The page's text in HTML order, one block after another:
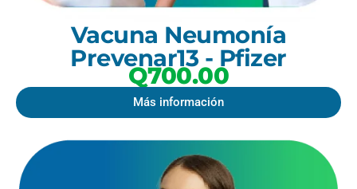
Vacuna Neumonía
Prevenar13 - Pfizer
Q700.00
Más información